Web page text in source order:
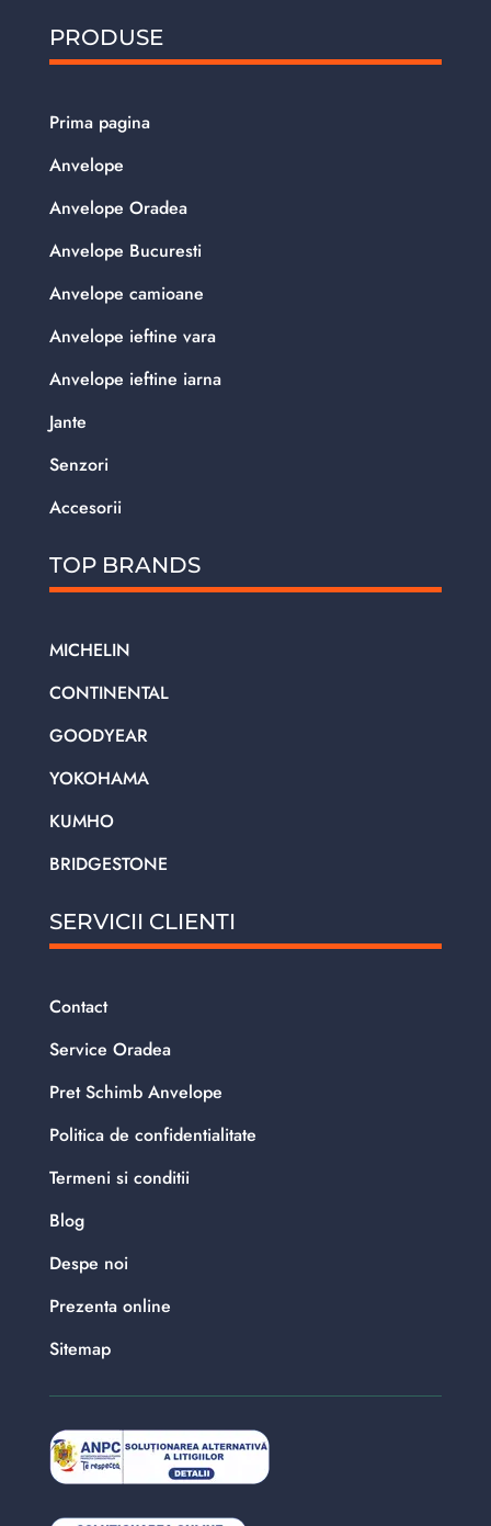
PRODUSE
Prima pagina
Anvelope
Anvelope Oradea
Anvelope Bucuresti
Anvelope camioane
Anvelope ieftine vara
Anvelope ieftine iarna
Jante
Senzori
Accesorii
TOP BRANDS
MICHELIN
CONTINENTAL
GOODYEAR
YOKOHAMA
KUMHO
BRIDGESTONE
SERVICII CLIENTI
Contact
Service Oradea
Pret Schimb Anvelope
Politica de confidentialitate
Termeni si conditii
Blog
Despe noi
Prezenta online
Sitemap